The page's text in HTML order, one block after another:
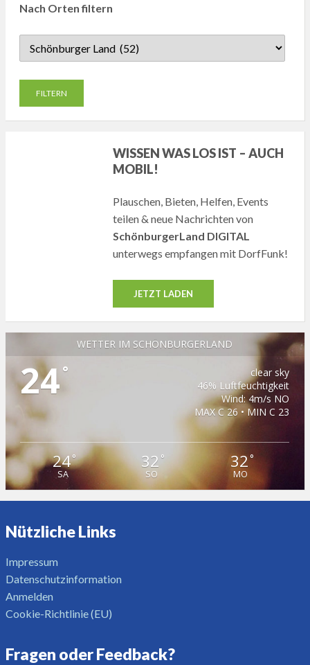
Nach Orten filtern
WISSEN WAS LOS IST – AUCH
MOBIL!
Plauschen, Bieten, Helfen, Events
teilen & neue Nachrichten von
SchönburgerLand DIGITAL
unterwegs empfangen mit DorfFunk!
JETZT LADEN
WETTER IM SCHÖNBURGERLAND
24°
clear sky
46% Luftfeuchtigkeit
Wind: 4m/s NO
MAX C 26 • MIN C 23
24°
SA
32 °
SO
32°
MO
Nützliche Links
Impressum
Datenschutzinformation
Anmelden
Cookie-Richtlinie (EU)
Fragen oder Feedback?